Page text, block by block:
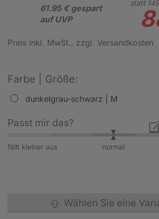
61.95 € gespart
auf UVP
statt
Preis inkl. MwSt., zzgl. Versandkosten
Farbe | Größe:
dunkelgrau-schwarz | M
Passt mir das?
fällt kleiner aus normal
Wählen Sie eine